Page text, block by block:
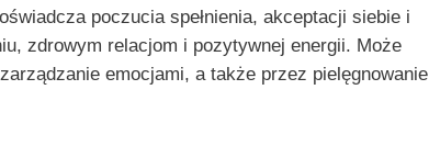
poczucia spełnienia, akceptacji siebie i
zdrowym relacjom i pozytywnej energii. Może
emocjami, a także przez pielęgnowanie